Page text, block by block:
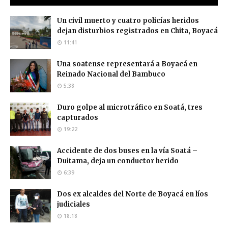
Un civil muerto y cuatro policías heridos
dejan disturbios registrados en Chita, Boyacá
11:41
Una soatense representará a Boyacá en
Reinado Nacional del Bambuco
5:38
Duro golpe al microtráfico en Soatá, tres
capturados
19:22
Accidente de dos buses en la vía Soatá –
Duitama, deja un conductor herido
6:39
Dos ex alcaldes del Norte de Boyacá en líos
judiciales
18:18